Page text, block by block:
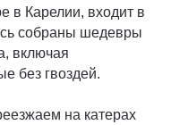
в Карелии, входит в
собраны шедевры
включая
без гвоздей.
на катерах